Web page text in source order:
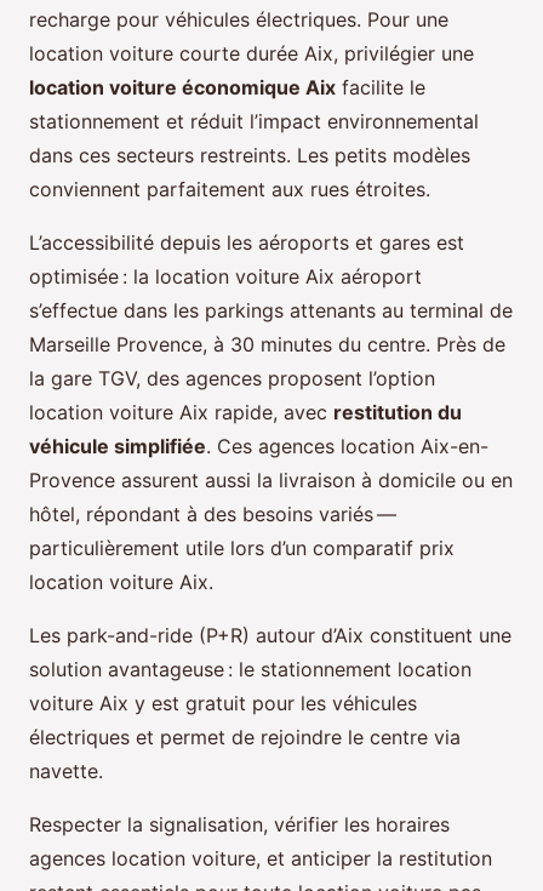
recharge pour véhicules électriques. Pour une
location voiture courte durée Aix, privilégier une
location voiture économique Aix facilite le
stationnement et réduit l’impact environnemental
dans ces secteurs restreints. Les petits modèles
conviennent parfaitement aux rues étroites.
L’accessibilité depuis les aéroports et gares est
optimisée : la location voiture Aix aéroport
s’effectue dans les parkings attenants au terminal de
Marseille Provence, à 30 minutes du centre. Près de
la gare TGV, des agences proposent l’option
location voiture Aix rapide, avec restitution du
véhicule simplifiée. Ces agences location Aix-en-
Provence assurent aussi la livraison à domicile ou en
hôtel, répondant à des besoins variés —
particulièrement utile lors d’un comparatif prix
location voiture Aix.
Les park-and-ride (P+R) autour d’Aix constituent une
solution avantageuse : le stationnement location
voiture Aix y est gratuit pour les véhicules
électriques et permet de rejoindre le centre via
navette.
Respecter la signalisation, vérifier les horaires
agences location voiture, et anticiper la restitution